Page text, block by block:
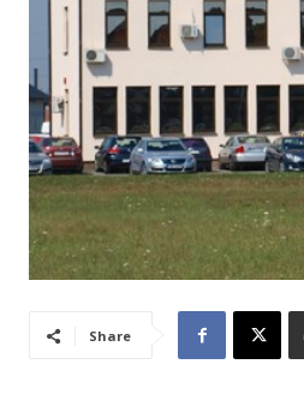
Share